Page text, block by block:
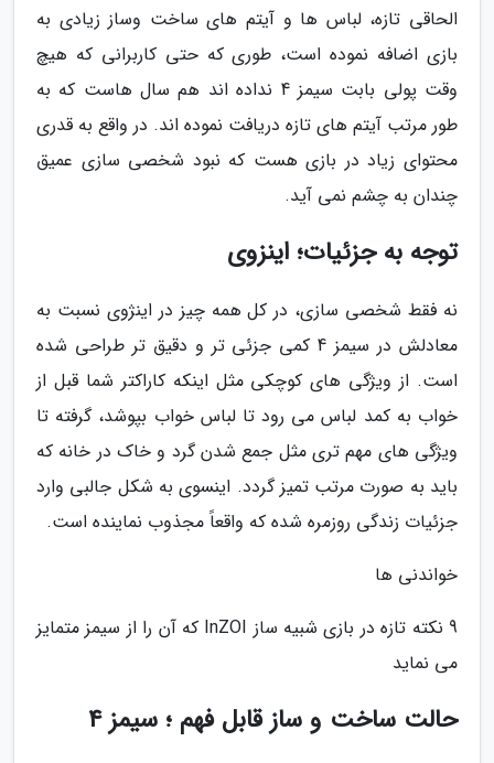
الحاقی تازه، لباس ها و آیتم های ساخت وساز زیادی به
بازی اضافه نموده است، طوری که حتی کاربرانی که هیچ
وقت پولی بابت سیمز 4 نداده اند هم سال هاست که به
طور مرتب آیتم های تازه دریافت نموده اند. در واقع به قدری
محتوای زیاد در بازی هست که نبود شخصی سازی عمیق
چندان به چشم نمی آید.
توجه به جزئیات؛ اینزوی
نه فقط شخصی سازی، در کل همه چیز در اینژوی نسبت به
معادلش در سیمز 4 کمی جزئی تر و دقیق تر طراحی شده
است. از ویژگی های کوچکی مثل اینکه کاراکتر شما قبل از
خواب به کمد لباس می رود تا لباس خواب بپوشد، گرفته تا
ویژگی های مهم تری مثل جمع شدن گرد و خاک در خانه که
باید به صورت مرتب تمیز گردد. اینسوی به شکل جالبی وارد
جزئیات زندگی روزمره شده که واقعاً مجذوب نماینده است.
خواندنی ها
9 نکته تازه در بازی شبیه ساز InZOI که آن را از سیمز متمایز
می نماید
حالت ساخت و ساز قابل فهم ؛ سیمز 4